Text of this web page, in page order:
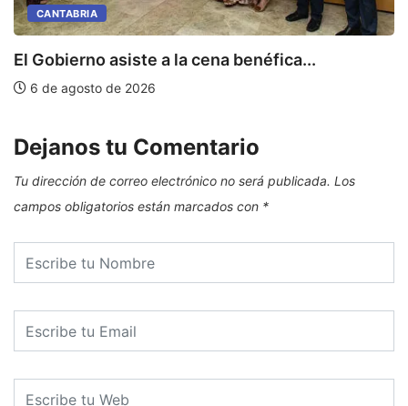
CANTABRIA
El Gobierno asiste a la cena benéfica...
6 de agosto de 2026
Dejanos tu Comentario
Tu dirección de correo electrónico no será publicada. Los
campos obligatorios están marcados con *